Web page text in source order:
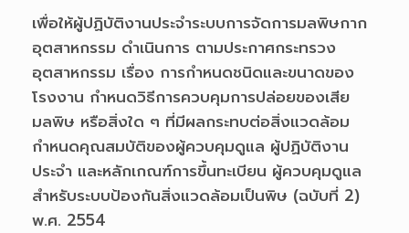
เพื่อให้ผู้ปฏิบัติงานประจำระบบการจัดการมลพิษกาก
อุตสาหกรรม ดำเนินการ ตามประกาศกระทรวง
อุตสาหกรรม เรื่อง การกำหนดชนิดและขนาดของ
โรงงาน กำหนดวิธีการควบคุมการปล่อยของเสีย
มลพิษ หรือสิ่งใด ๆ ที่มีผลกระทบต่อสิ่งแวดล้อม
กำหนดคุณสมบัติของผู้ควบคุมดูแล ผู้ปฏิบัติงาน
ประจำ และหลักเกณฑ์การขึ้นทะเบียน ผู้ควบคุมดูแล
สำหรับระบบป้องกันสิ่งแวดล้อมเป็นพิษ (ฉบับที่ 2)
พ.ศ. 2554